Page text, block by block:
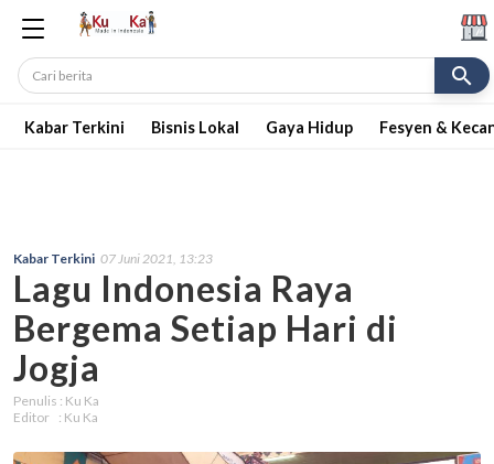
search
Kabar Terkini Bisnis Lokal Gaya Hidup Fesyen &
Kabar Terkini 07 Juni 2021, 13:23
Lagu Indonesia Raya
Bergema Setiap Hari di
Jogja
Penulis : Ku Ka
Editor : Ku Ka